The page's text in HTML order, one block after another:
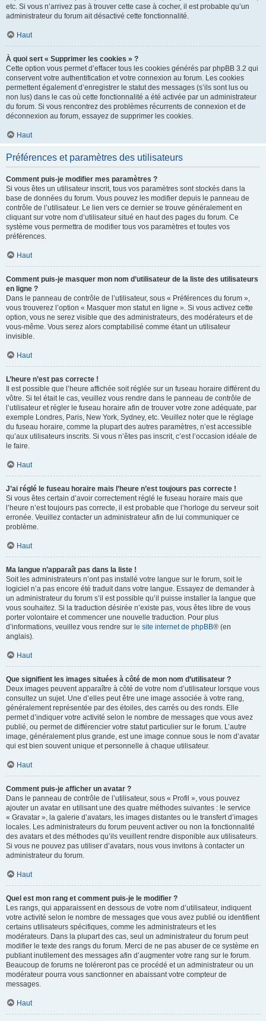
etc. Si vous n’arrivez pas à trouver cette case à cocher, il est probable qu’un
administrateur du forum ait désactivé cette fonctionnalité.
Haut
À quoi sert « Supprimer les cookies » ?
Cette option vous permet d’effacer tous les cookies générés par phpBB 3.2 qui
conservent votre authentification et votre connexion au forum. Les cookies
permettent également d’enregistrer le statut des messages (s’ils sont lus ou
non lus) dans le cas où cette fonctionnalité a été activée par un administrateur
du forum. Si vous rencontrez des problèmes récurrents de connexion et de
déconnexion au forum, essayez de supprimer les cookies.
Haut
Préférences et paramètres des utilisateurs
Comment puis-je modifier mes paramètres ?
Si vous êtes un utilisateur inscrit, tous vos paramètres sont stockés dans la
base de données du forum. Vous pouvez les modifier depuis le panneau de
contrôle de l’utilisateur. Le lien vers ce dernier se trouve généralement en
cliquant sur votre nom d’utilisateur situé en haut des pages du forum. Ce
système vous permettra de modifier tous vos paramètres et toutes vos
préférences.
Haut
Comment puis-je masquer mon nom d’utilisateur de la liste des utilisateurs
en ligne ?
Dans le panneau de contrôle de l’utilisateur, sous « Préférences du forum »,
vous trouverez l’option « Masquer mon statut en ligne ». Si vous activez cette
option, vous ne serez visible que des administrateurs, des modérateurs et de
vous-même. Vous serez alors comptabilisé comme étant un utilisateur
invisible.
Haut
L’heure n’est pas correcte !
Il est possible que l’heure affichée soit réglée sur un fuseau horaire différent du
vôtre. Si tel était le cas, veuillez vous rendre dans le panneau de contrôle de
l’utilisateur et régler le fuseau horaire afin de trouver votre zone adéquate, par
exemple Londres, Paris, New York, Sydney, etc. Veuillez noter que le réglage
du fuseau horaire, comme la plupart des autres paramètres, n’est accessible
qu’aux utilisateurs inscrits. Si vous n’êtes pas inscrit, c’est l’occasion idéale de
le faire.
Haut
J’ai réglé le fuseau horaire mais l’heure n’est toujours pas correcte !
Si vous êtes certain d’avoir correctement réglé le fuseau horaire mais que
l’heure n’est toujours pas correcte, il est probable que l’horloge du serveur soit
erronée. Veuillez contacter un administrateur afin de lui communiquer ce
problème.
Haut
Ma langue n’apparaît pas dans la liste !
Soit les administrateurs n’ont pas installé votre langue sur le forum, soit le
logiciel n’a pas encore été traduit dans votre langue. Essayez de demander à
un administrateur du forum s’il est possible qu’il puisse installer la langue que
vous souhaitez. Si la traduction désirée n’existe pas, vous êtes libre de vous
porter volontaire et commencer une nouvelle traduction. Pour plus
d’informations, veuillez vous rendre sur le site internet de phpBB® (en
anglais).
Haut
Que signifient les images situées à côté de mon nom d’utilisateur ?
Deux images peuvent apparaître à côté de votre nom d’utilisateur lorsque vous
consultez un sujet. Une d’elles peut être une image associée à votre rang,
généralement représentée par des étoiles, des carrés ou des ronds. Elle
permet d’indiquer votre activité selon le nombre de messages que vous avez
publié, ou permet de différencier votre statut particulier sur le forum. L’autre
image, généralement plus grande, est une image connue sous le nom d’avatar
qui est bien souvent unique et personnelle à chaque utilisateur.
Haut
Comment puis-je afficher un avatar ?
Dans le panneau de contrôle de l’utilisateur, sous « Profil », vous pouvez
ajouter un avatar en utilisant une des quatre méthodes suivantes : le service
« Gravatar », la galerie d’avatars, les images distantes ou le transfert d’images
locales. Les administrateurs du forum peuvent activer ou non la fonctionnalité
des avatars et des méthodes qu’ils veuillent rendre disponible aux utilisateurs.
Si vous ne pouvez pas utiliser d’avatars, nous vous invitons à contacter un
administrateur du forum.
Haut
Quel est mon rang et comment puis-je le modifier ?
Les rangs, qui apparaissent en dessous de votre nom d’utilisateur, indiquent
votre activité selon le nombre de messages que vous avez publié ou identifient
certains utilisateurs spécifiques, comme les administrateurs et les
modérateurs. Dans la plupart des cas, seul un administrateur du forum peut
modifier le texte des rangs du forum. Merci de ne pas abuser de ce système en
publiant inutilement des messages afin d’augmenter votre rang sur le forum.
Beaucoup de forums ne toléreront pas ce procédé et un administrateur ou un
modérateur pourra vous sanctionner en abaissant votre compteur de
messages.
Haut